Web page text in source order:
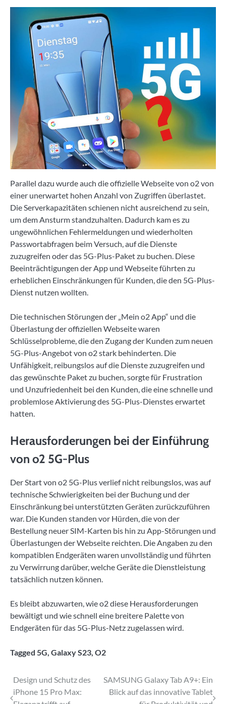
Parallel dazu wurde auch die offizielle Webseite von o2 von
einer unerwartet hohen Anzahl von Zugriffen überlastet.
Die Serverkapazitäten schienen nicht ausreichend zu sein,
um dem Ansturm standzuhalten. Dadurch kam es zu
ungewöhnlichen Fehlermeldungen und wiederholten
Passwortabfragen beim Versuch, auf die Dienste
zuzugreifen oder das 5G-Plus-Paket zu buchen. Diese
Beeinträchtigungen der App und Webseite führten zu
erheblichen Einschränkungen für Kunden, die den 5G-Plus-
Dienst nutzen wollten.
Die technischen Störungen der „Mein o2 App“ und die
Überlastung der offiziellen Webseite waren
Schlüsselprobleme, die den Zugang der Kunden zum neuen
5G-Plus-Angebot von o2 stark behinderten. Die
Unfähigkeit, reibungslos auf die Dienste zuzugreifen und
das gewünschte Paket zu buchen, sorgte für Frustration
und Unzufriedenheit bei den Kunden, die eine schnelle und
problemlose Aktivierung des 5G-Plus-Dienstes erwartet
hatten.
Herausforderungen bei der Einführung
von o2 5G-Plus
Der Start von o2 5G-Plus verlief nicht reibungslos, was auf
technische Schwierigkeiten bei der Buchung und der
Einschränkung bei unterstützten Geräten zurückzuführen
war. Die Kunden standen vor Hürden, die von der
Bestellung neuer SIM-Karten bis hin zu App-Störungen und
Überlastungen der Webseite reichten. Die Angaben zu den
kompatiblen Endgeräten waren unvollständig und führten
zu Verwirrung darüber, welche Geräte die Dienstleistung
tatsächlich nutzen können.
Es bleibt abzuwarten, wie o2 diese Herausforderungen
bewältigt und wie schnell eine breitere Palette von
Endgeräten für das 5G-Plus-Netz zugelassen wird.
Tagged 5G Galaxy S23 O2
Beitragsnavigation
Design und Schutz des
iPhone 15 Pro Max:
SAMSUNG Galaxy Tab A9+: Ein
Blick auf das innovative Tablet